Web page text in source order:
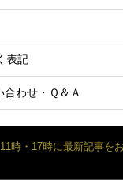
表記
わせ・Ｑ＆Ａ
時・17時に最新記事を